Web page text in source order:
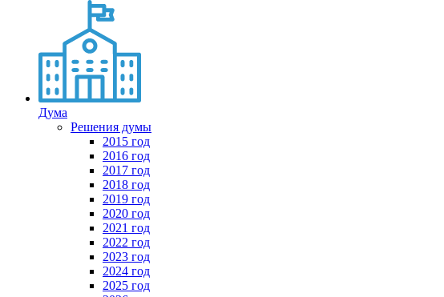
Дума
Решения думы
2015 год
2016 год
2017 год
2018 год
2019 год
2020 год
2021 год
2022 год
2023 год
2024 год
2025 год